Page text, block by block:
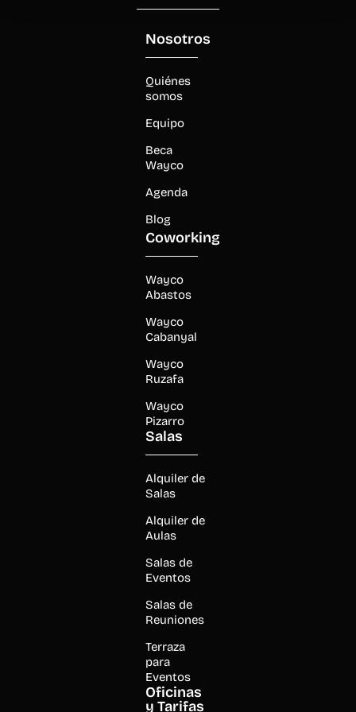
Nosotros
Quiénes
somos
Equipo
Beca
Wayco
Agenda
Blog
Coworking
Wayco
Abastos
Wayco
Cabanyal
Wayco
Ruzafa
Wayco
Pizarro
Salas
Alquiler de
Salas
Alquiler de
Aulas
Salas de
Eventos
Salas de
Reuniones
Terraza
para
Eventos
Oficinas
y Tarifas